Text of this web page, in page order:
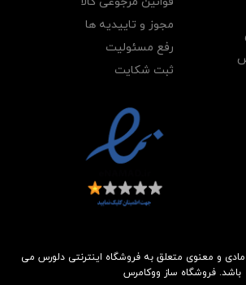
مجوز و تاییدیه ها
رفع مسئولیت
ثبت شکایت
مادی و معنوی متعلق به فروشگاه اینترنتی دلورس می
باشد.فروشگاه ساز ووکامرس